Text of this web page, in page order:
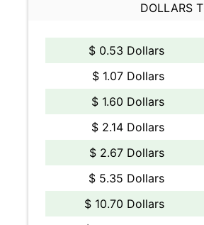
DOLLARS
$ 0.53 Dollars
$ 1.07 Dollars
$ 1.60 Dollars
$ 2.14 Dollars
$ 2.67 Dollars
$ 5.35 Dollars
$ 10.70 Dollars